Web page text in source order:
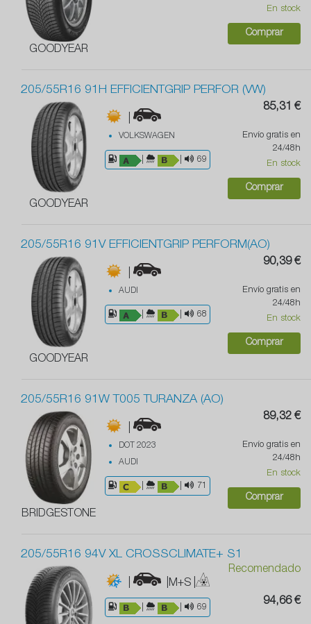
GOODYEAR
En stock
Comprar
205/55R16 91H EFFICIENTGRIP PERFOR (VW)
GOODYEAR
|
VOLKSWAGEN
69
85,31 €
Envío gratis en
24/48h
En stock
Comprar
205/55R16 91V EFFICIENTGRIP PERFORM(AO)
GOODYEAR
|
AUDI
68
90,39 €
Envío gratis en
24/48h
En stock
Comprar
205/55R16 91W T005 TURANZA (AO)
BRIDGESTONE
|
DOT 2023
AUDI
71
89,32 €
Envío gratis en
24/48h
En stock
Comprar
205/55R16 94V XL CROSSCLIMATE+ S1
| |M+S |
69
Recomendado
94,66 €